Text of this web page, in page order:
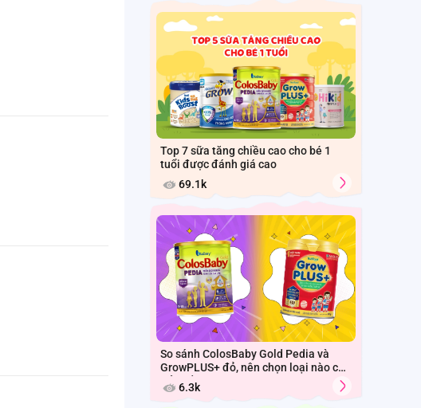
Top 7 sữa tăng chiều cao cho bé 1
tuổi được đánh giá cao
69.1k
So sánh ColosBaby Gold Pedia và
GrowPLUS+ đỏ, nên chọn loại nào cho
trẻ biếng ăn chậm tăng cân trên 1
tuổi?
6.3k